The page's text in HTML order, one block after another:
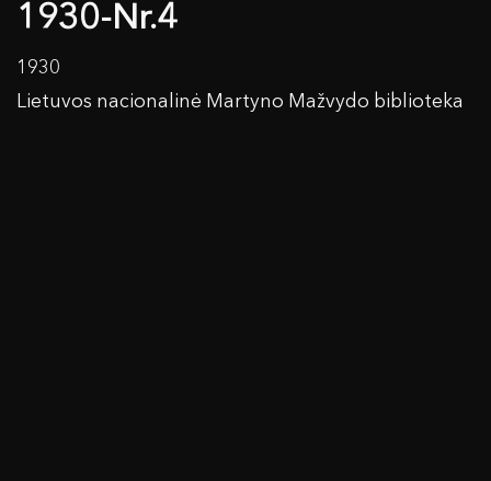
1930-Nr.4
1930
Lietuvos nacionalinė Martyno Mažvydo biblioteka